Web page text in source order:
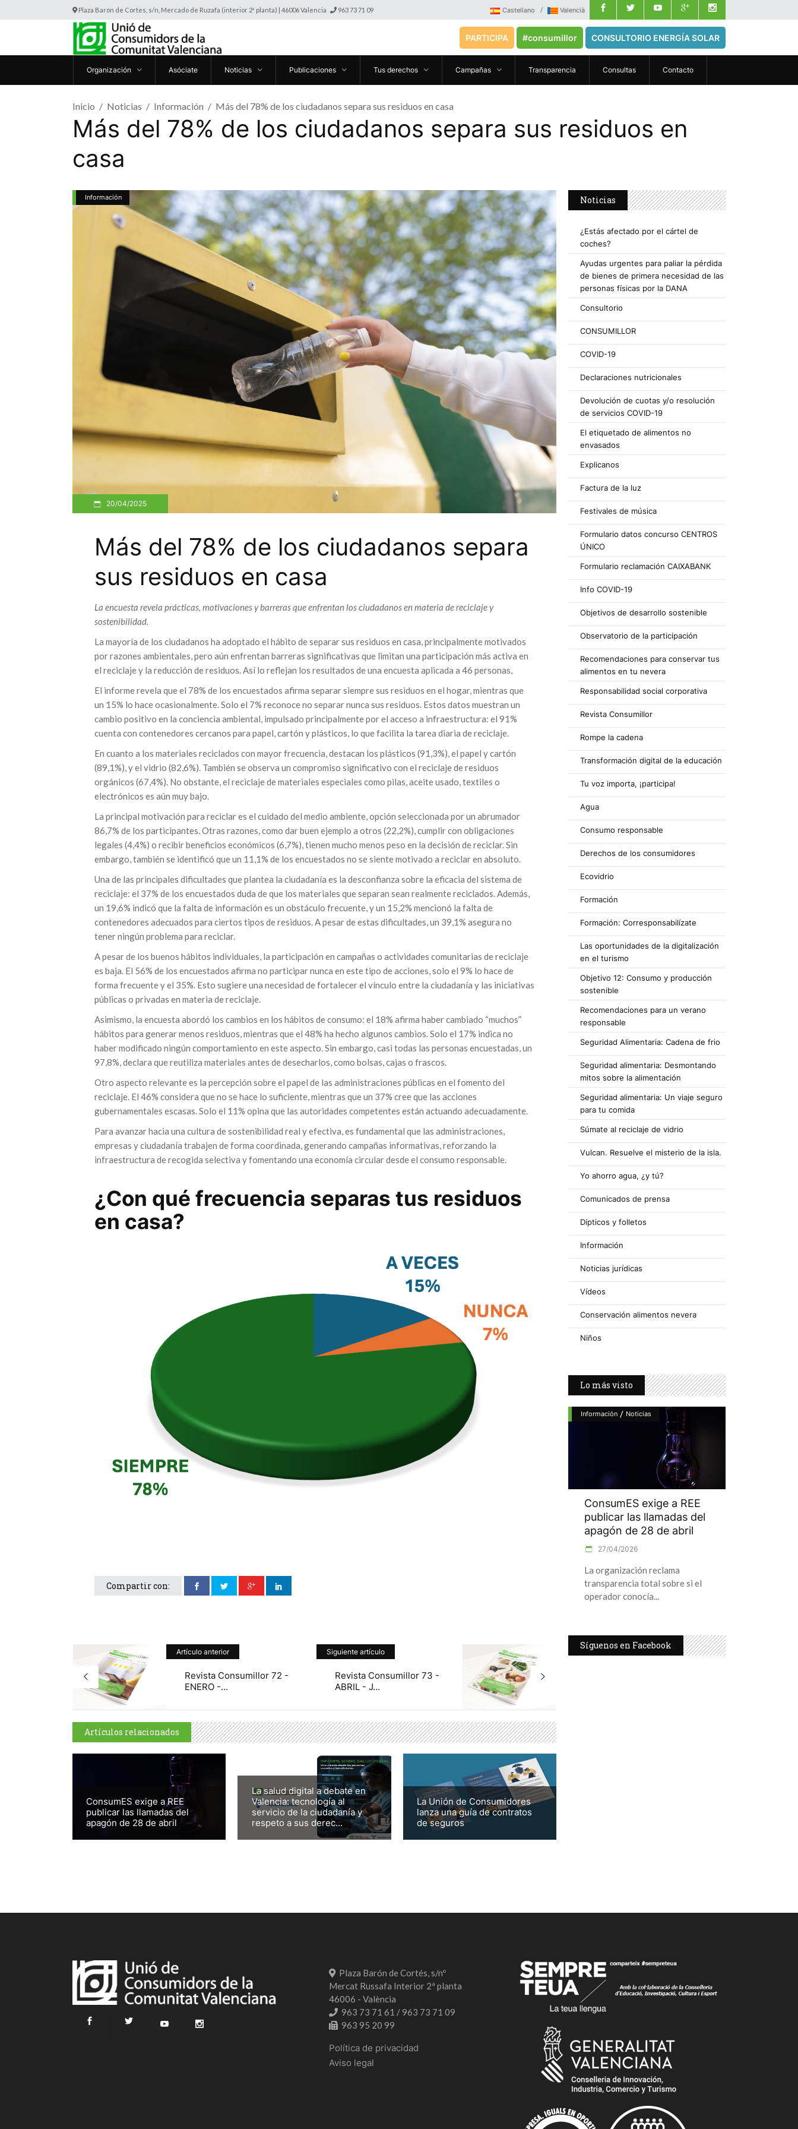
Plaza Barón de Cortes, s/n, Mercado de Ruzafa (interior 2ª planta) | 46006 Valencia 963 73 71 09 Castellano Valencià
PARTICIPA #consumillor CONSULTORIO ENERGÍA SOLAR
Organización Asóciate Noticias Publicaciones Tus derechos Campañas Transparencia Consultas Contacto
Inicio Noticias Información Más del 78% de los ciudadanos separa sus residuos en casa
Más del 78% de los ciudadanos separa sus residuos en
casa
Información
20/04/2025
Más del 78% de los ciudadanos separa
sus residuos en casa
La encuesta revela prácticas, motivaciones y barreras que enfrentan los ciudadanos en materia de reciclaje y
sostenibilidad.
La mayoría de los ciudadanos ha adoptado el hábito de separar sus residuos en casa, principalmente motivados
por razones ambientales, pero aún enfrentan barreras significativas que limitan una participación más activa en
el reciclaje y la reducción de residuos. Así lo reflejan los resultados de una encuesta aplicada a 46 personas,
El informe revela que el 78% de los encuestados afirma separar siempre sus residuos en el hogar, mientras que
un 15% lo hace ocasionalmente. Solo el 7% reconoce no separar nunca sus residuos. Estos datos muestran un
cambio positivo en la conciencia ambiental, impulsado principalmente por el acceso a infraestructura: el 91%
cuenta con contenedores cercanos para papel, cartón y plásticos, lo que facilita la tarea diaria de reciclaje.
En cuanto a los materiales reciclados con mayor frecuencia, destacan los plásticos (91,3%), el papel y cartón
(89,1%), y el vidrio (82,6%). También se observa un compromiso significativo con el reciclaje de residuos
orgánicos (67,4%). No obstante, el reciclaje de materiales especiales como pilas, aceite usado, textiles o
electrónicos es aún muy bajo.
La principal motivación para reciclar es el cuidado del medio ambiente, opción seleccionada por un abrumador
86,7% de los participantes. Otras razones, como dar buen ejemplo a otros (22,2%), cumplir con obligaciones
legales (4,4%) o recibir beneficios económicos (6,7%), tienen mucho menos peso en la decisión de reciclar. Sin
embargo, también se identificó que un 11,1% de los encuestados no se siente motivado a reciclar en absoluto.
Una de las principales dificultades que plantea la ciudadanía es la desconfianza sobre la eficacia del sistema de
reciclaje: el 37% de los encuestados duda de que los materiales que separan sean realmente reciclados. Además,
un 19,6% indicó que la falta de información es un obstáculo frecuente, y un 15,2% mencionó la falta de
contenedores adecuados para ciertos tipos de residuos. A pesar de estas dificultades, un 39,1% asegura no
tener ningún problema para reciclar.
A pesar de los buenos hábitos individuales, la participación en campañas o actividades comunitarias de reciclaje
es baja. El 56% de los encuestados afirma no participar nunca en este tipo de acciones, solo el 9% lo hace de
forma frecuente y el 35%. Esto sugiere una necesidad de fortalecer el vínculo entre la ciudadanía y las iniciativas
públicas o privadas en materia de reciclaje.
Asimismo, la encuesta abordó los cambios en los hábitos de consumo: el 18% afirma haber cambiado “muchos”
hábitos para generar menos residuos, mientras que el 48% ha hecho algunos cambios. Solo el 17% indica no
haber modificado ningún comportamiento en este aspecto. Sin embargo, casi todas las personas encuestadas, un
97,8%, declara que reutiliza materiales antes de desecharlos, como bolsas, cajas o frascos.
Otro aspecto relevante es la percepción sobre el papel de las administraciones públicas en el fomento del
reciclaje. El 46% considera que no se hace lo suficiente, mientras que un 37% cree que las acciones
gubernamentales escasas. Solo el 11% opina que las autoridades competentes están actuando adecuadamente.
Para avanzar hacia una cultura de sostenibilidad real y efectiva, es fundamental que las administraciones,
empresas y ciudadanía trabajen de forma coordinada, generando campañas informativas, reforzando la
infraestructura de recogida selectiva y fomentando una economía circular desde el consumo responsable.
¿Con qué frecuencia separas tus residuos
en casa?
Compartir con:
Artículo anterior
Revista Consumillor 72 -
ENERO -...
Siguiente artículo
Revista Consumillor 73 -
ABRIL - J...
Artículos relacionados
ConsumES exige a REE
publicar las llamadas del
apagón de 28 de abril
La salud digital a debate en
Valencia: tecnología al
servicio de la ciudadanía y
respeto a sus derec...
La Unión de Consumidores
lanza una guía de contratos
de seguros
Noticias
¿Estás afectado por el cártel de
coches?
Ayudas urgentes para paliar la pérdida
de bienes de primera necesidad de las
personas físicas por la DANA
Consultorio
CONSUMILLOR
COVID-19
Declaraciones nutricionales
Devolución de cuotas y/o resolución
de servicios COVID-19
El etiquetado de alimentos no
envasados
Explicanos
Factura de la luz
Festivales de música
Formulario datos concurso CENTROS
ÚNICO
Formulario reclamación CAIXABANK
Info COVID-19
Objetivos de desarrollo sostenible
Observatorio de la participación
Recomendaciones para conservar tus
alimentos en tu nevera
Responsabilidad social corporativa
Revista Consumillor
Rompe la cadena
Transformación digital de la educación
Tu voz importa, ¡participa!
Agua
Consumo responsable
Derechos de los consumidores
Ecovidrio
Formación
Formación: Corresponsabilízate
Las oportunidades de la digitalización
en el turismo
Objetivo 12: Consumo y producción
sostenible
Recomendaciones para un verano
responsable
Seguridad Alimentaria: Cadena de frio
Seguridad alimentaria: Desmontando
mitos sobre la alimentación
Seguridad alimentaria: Un viaje seguro
para tu comida
Súmate al reciclaje de vidrio
Vulcan. Resuelve el misterio de la isla.
Yo ahorro agua, ¿y tú?
Comunicados de prensa
Dípticos y folletos
Información
Noticias jurídicas
Vídeos
Conservación alimentos nevera
Niños
Lo más visto
Información / Noticias
ConsumES exige a REE
publicar las llamadas del
apagón de 28 de abril
27/04/2026
La organización reclama
transparencia total sobre si el
operador conocía
Síguenos en Facebook
Plaza Barón de Cortés, s/nº
Mercat Russafa Interior 2ª planta
46006 - València
963 73 71 61 / 963 73 71 09
963 95 20 99
Política de privacidad
Aviso legal